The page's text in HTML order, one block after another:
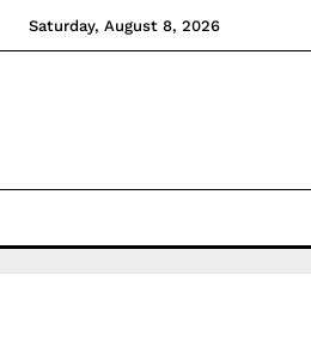
Saturday, August 8, 2026